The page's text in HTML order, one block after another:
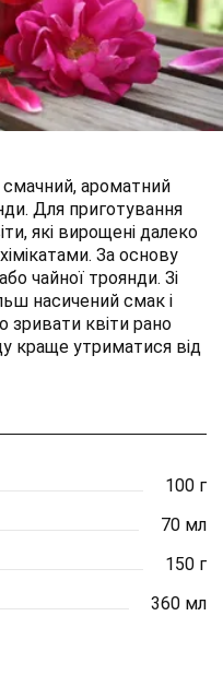
ароматний
Для приготування
які вирощені далеко
За основу
чайної троянди. Зі
насичений смак і
зривати квіти рано
краще утриматися від
100 г
70 мл
150 г
360 мл